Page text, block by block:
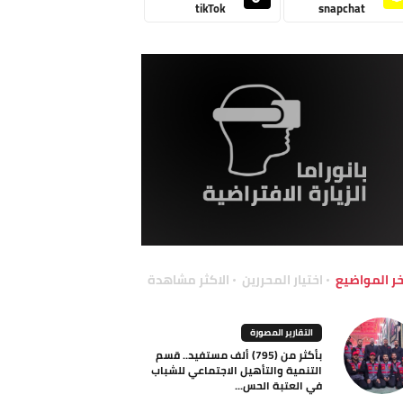
snapchat
tikTok
المواضيع اختيار المحررين الاكثر مشاهدة
التقارير المصورة
بأكثر من (795) ألف مستفيد.. قسم
التنمية والتأهيل الاجتماعي للشباب
في العتبة الحس...